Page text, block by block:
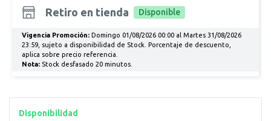
Disponibilidad
Retiro en tienda Disponible
Vigencia Promoción:Domingo 01/08/2026 00:00 al Martes 31/08/2026
23:59, sujeto a disponibilidad de Stock. Porcentaje de descuento,
aplica sobre precio referencia.
Nota:Stock desfasado 20 minutos.